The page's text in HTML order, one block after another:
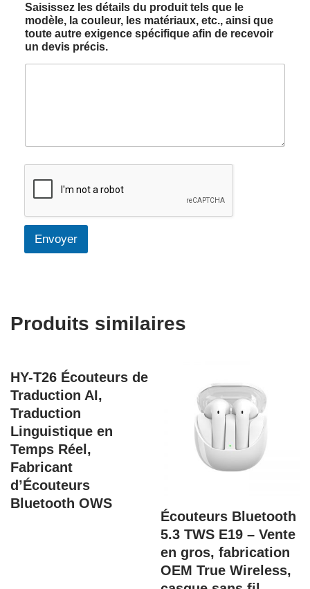
Saisissez les détails du produit tels que le
modèle, la couleur, les matériaux, etc., ainsi que
toute autre exigence spécifique afin de recevoir
un devis précis.
Envoyer
Produits similaires
HY-T26 Écouteurs de
Traduction AI,
Traduction
Linguistique en
Temps Réel,
Fabricant
d’Écouteurs
Bluetooth OWS
Écouteurs Bluetooth
5.3 TWS E19 – Vente
en gros, fabrication
OEM True Wireless,